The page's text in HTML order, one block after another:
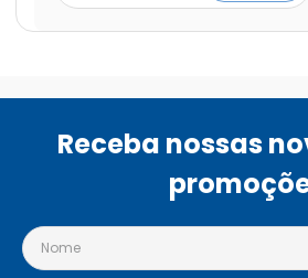
Receba nossas